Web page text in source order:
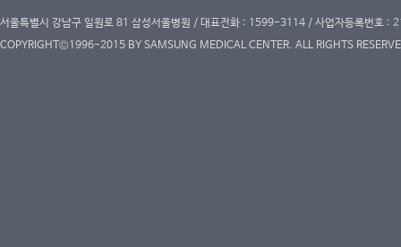
서울특별시 강남구 일원로 81 삼성서울병원 / 대표전화 : 1599-3114 / 사업자등록번호
COPYRIGHT©1996-2015 BY SAMSUNG MEDICAL CENTER. ALL RIGHTS